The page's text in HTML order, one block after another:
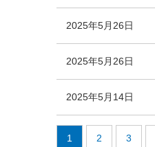
2025年5月26日
2025年5月26日
2025年5月14日
1 2 3